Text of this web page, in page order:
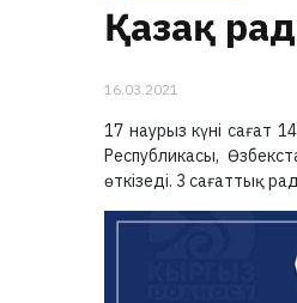
Қазақ
16.03.2021
17 наурыз күні сағат
Республикасы,
өткізеді. 3 сағаттық